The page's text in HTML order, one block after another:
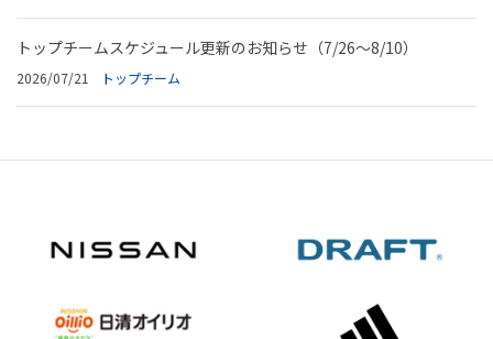
トップチームスケジュール更新のお知らせ（7/26～8/10）
2026/07/21 トップチーム